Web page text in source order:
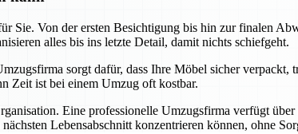
Sie. Von der ersten Besichtigung bis hin zur finalen
alles bis ins letzte Detail, damit nichts schiefgeht.
sorgt dafür, dass Ihre Möbel sicher verpackt,
Zeit ist bei einem Umzug oft kostbar.
Eine professionelle Umzugsfirma verfügt über
Lebensabschnitt konzentrieren können, ohne